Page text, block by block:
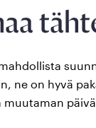
ne on hyvä
muutaman